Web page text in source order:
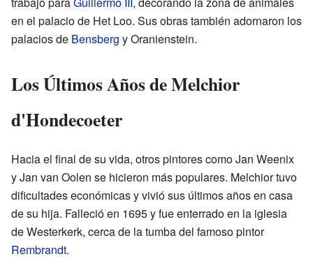
en el palacio de Het Loo. Sus obras también adornaron los
palacios de Bensberg y Oranienstein.
Los Últimos Años de Melchior
d'Hondecoeter
Hacia el final de su vida, otros pintores como Jan Weenix
y Jan van Oolen se hicieron más populares. Melchior tuvo
dificultades económicas y vivió sus últimos años en casa
de su hija. Falleció en 1695 y fue enterrado en la iglesia
de Westerkerk, cerca de la tumba del famoso pintor
Rembrandt.